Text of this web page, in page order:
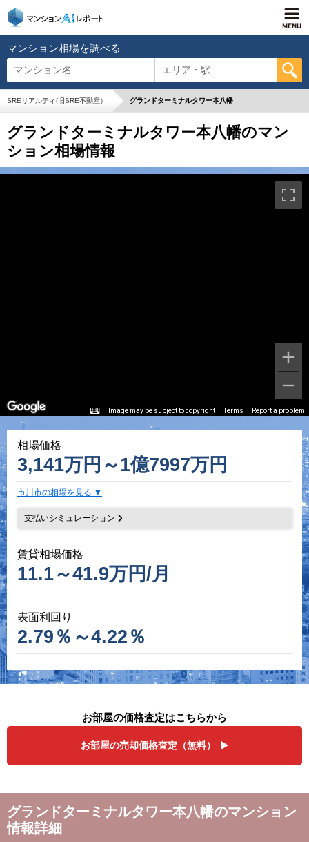
マンション相場を調べる
マンション名 エリア・駅
SREリアルティ(旧SRE不動産） グランドターミナルタワー本八幡
グランドターミナルタワー本八幡のマン
ション相場情報
相場価格
3,141万円～1億7997万円
市川市の相場を見る
支払いシミュレーション
賃貸相場価格
11.1～41.9万円/月
表面利回り
2.79％～4.22％
Image may be subject to copyright Terms Report a problem
お部屋の価格査定はこちらから
お部屋の売却価格査定（無料）
グランドターミナルタワー本八幡のマンション
情報詳細